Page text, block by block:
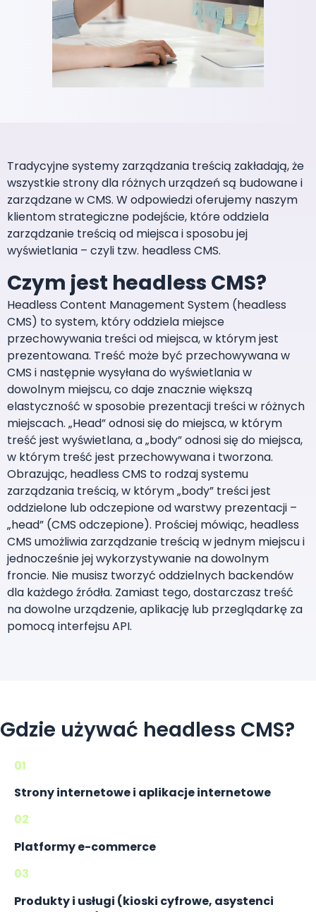
Tradycyjne systemy zarządzania treścią zakładają, że
wszystkie strony dla różnych urządzeń są budowane i
zarządzane w CMS. W odpowiedzi oferujemy naszym
klientom strategiczne podejście, które oddziela
zarządzanie treścią od miejsca i sposobu jej
wyświetlania – czyli tzw. headless CMS.
Czym jest headless CMS?
Headless Content Management System (headless
CMS) to system, który oddziela miejsce
przechowywania treści od miejsca, w którym jest
prezentowana. Treść może być przechowywana w
CMS i następnie wysyłana do wyświetlania w
dowolnym miejscu, co daje znacznie większą
elastyczność w sposobie prezentacji treści w różnych
miejscach. „Head” odnosi się do miejsca, w którym
treść jest wyświetlana, a „body” odnosi się do miejsca,
w którym treść jest przechowywana i tworzona.
Obrazując, headless CMS to rodzaj systemu
zarządzania treścią, w którym „body” treści jest
oddzielone lub odczepione od warstwy prezentacji –
„head” (CMS odczepione). Prościej mówiąc, headless
CMS umożliwia zarządzanie treścią w jednym miejscu i
jednocześnie jej wykorzystywanie na dowolnym
froncie. Nie musisz tworzyć oddzielnych backendów
dla każdego źródła. Zamiast tego, dostarczasz treść
na dowolne urządzenie, aplikację lub przeglądarkę za
pomocą interfejsu API.
Gdzie używać headless CMS?
01
Strony internetowe i aplikacje internetowe
02
Platformy e-commerce
03
Produkty i usługi (kioski cyfrowe, asystenci